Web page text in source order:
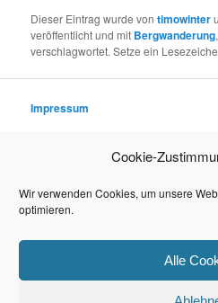
Cookie-
Wir verwenden Cookies, um unsere
optimieren.
Alle
Dieser Eintrag wurde vontimowinter
veröffentlicht und mit Bergwanderung
verschlagwortet. Setze ein
Impressum
Datenschutzerklärung
Rechtliche Hinweise (Disclaimer)